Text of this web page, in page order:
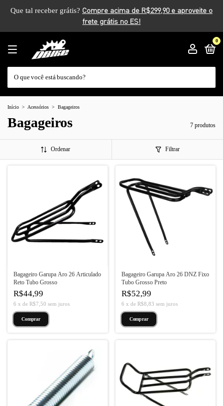
Que tal receber grátis?
0
Início > Acessórios > Bagageiros
Bagageiros 7 produtos
Ordenar Filtrar
Bagageiro Garupa Aro 26 Articulado
Reto Tubo Grosso
R$44,99
6 x de R$7,50 sem juros
Bagageiro Garupa Aro 26 DNZ Fixo
Tubo Grosso Preto
R$52,99
6 x de R$8,83 sem juros